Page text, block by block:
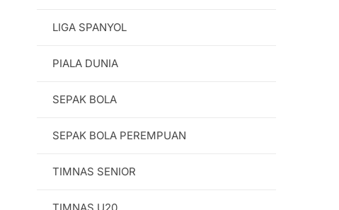
LIGA SPANYOL
PIALA DUNIA
SEPAK BOLA
SEPAK BOLA PEREMPUAN
TIMNAS SENIOR